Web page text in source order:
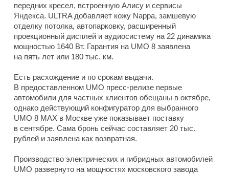
передних кресел, встроенную Алису и сервисы
Яндекса. ULTRA добавляет кожу Nappa, замшевую
отделку потолка, автопарковку, расширенный
проекционный дисплей и аудиосистему на 22 динамика
мощностью 1640 Вт. Гарантия на UMO 8 заявлена
на пять лет или 180 тыс. км.
Есть расхождение и по срокам выдачи.
В предоставленном UMO пресс-релизе первые
автомобили для частных клиентов обещаны в октябре,
однако действующий конфигуратор для выбранного
UMO 8 MAX в Москве уже показывает поставку
в сентябре. Сама бронь сейчас составляет 20 тыс.
рублей и заявлена как возвратная.
Производство электрических и гибридных автомобилей
UMO развернуто на мощностях московского завода